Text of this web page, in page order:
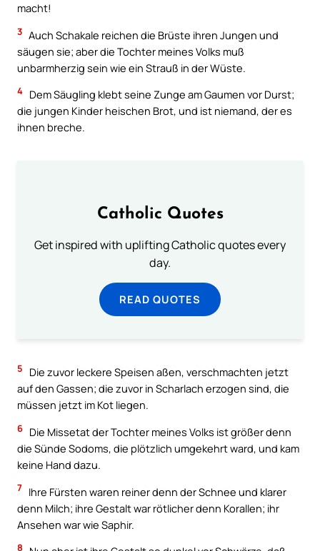
macht!
3 Auch Schakale reichen die Brüste ihren Jungen und
säugen sie; aber die Tochter meines Volks muß
unbarmherzig sein wie ein Strauß in der Wüste.
4 Dem Säugling klebt seine Zunge am Gaumen vor Durst;
die jungen Kinder heischen Brot, und ist niemand, der es
ihnen breche.
Catholic Quotes
Get inspired with uplifting Catholic quotes every
day.
READ QUOTES
5
Die zuvor leckere Speisen aßen, verschmachten jetzt
auf den Gassen; die zuvor in Scharlach erzogen sind, die
müssen jetzt im Kot liegen.
6 Die Missetat der Tochter meines Volks ist größer denn
die Sünde Sodoms, die plötzlich umgekehrt ward, und kam
keine Hand dazu.
7 Ihre Fürsten waren reiner denn der Schnee und klarer
denn Milch; ihre Gestalt war rötlicher denn Korallen; ihr
Ansehen war wie Saphir.
8